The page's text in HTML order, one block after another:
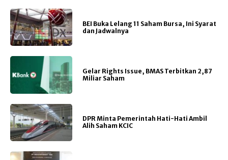
BEI Buka Lelang 11 Saham Bursa, Ini Syarat
dan Jadwalnya
Gelar Rights Issue, BMAS Terbitkan 2,87
Miliar Saham
DPR Minta Pemerintah Hati-Hati Ambil
Alih Saham KCIC